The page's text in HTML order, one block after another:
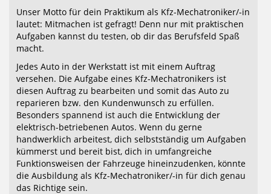
Unser Motto für dein Praktikum als Kfz-Mechatroniker/-in
lautet: Mitmachen ist gefragt! Denn nur mit praktischen
Aufgaben kannst du testen, ob dir das Berufsfeld Spaß
macht.
Jedes Auto in der Werkstatt ist mit einem Auftrag
versehen. Die Aufgabe eines Kfz-Mechatronikers ist
diesen Auftrag zu bearbeiten und somit das Auto zu
reparieren bzw. den Kundenwunsch zu erfüllen.
Besonders spannend ist auch die Entwicklung der
elektrisch-betriebenen Autos. Wenn du gerne
handwerklich arbeitest, dich selbstständig um Aufgaben
kümmerst und bereit bist, dich in umfangreiche
Funktionsweisen der Fahrzeuge hineinzudenken, könnte
die Ausbildung als Kfz-Mechatroniker/-in für dich genau
das Richtige sein.